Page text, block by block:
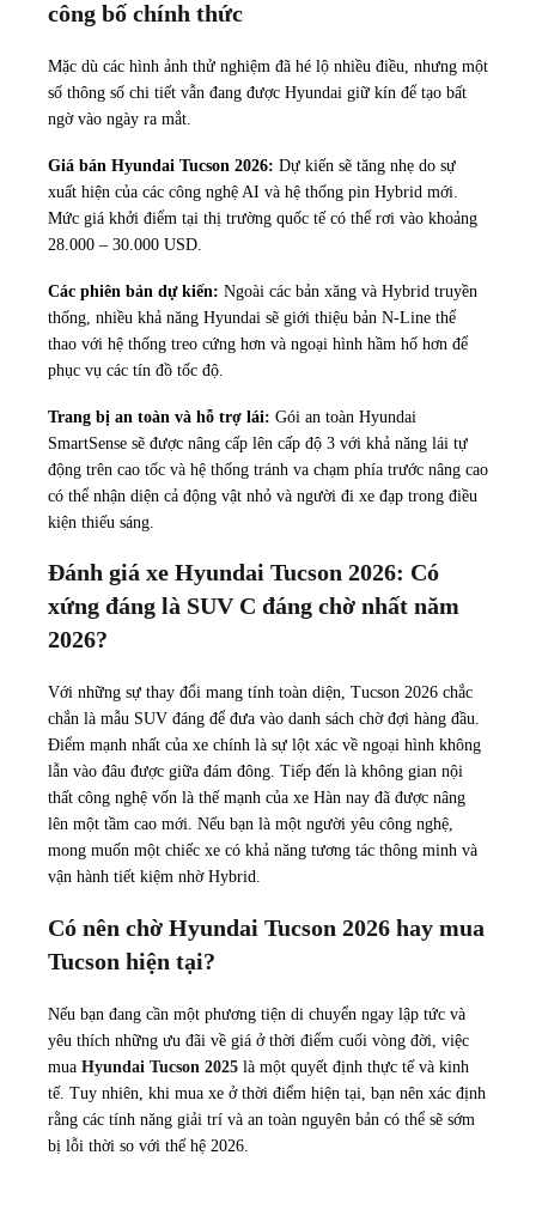
công bố chính thức
Mặc dù các hình ảnh thử nghiệm đã hé lộ nhiều điều, nhưng một
số thông số chi tiết vẫn đang được Hyundai giữ kín để tạo bất
ngờ vào ngày ra mắt.
Giá bán Hyundai Tucson 2026: Dự kiến sẽ tăng nhẹ do sự
xuất hiện của các công nghệ AI và hệ thống pin Hybrid mới.
Mức giá khởi điểm tại thị trường quốc tế có thể rơi vào khoảng
28.000 – 30.000 USD.
Các phiên bản dự kiến: Ngoài các bản xăng và Hybrid truyền
thống, nhiều khả năng Hyundai sẽ giới thiệu bản N-Line thể
thao với hệ thống treo cứng hơn và ngoại hình hầm hố hơn để
phục vụ các tín đồ tốc độ.
Trang bị an toàn và hỗ trợ lái: Gói an toàn Hyundai
SmartSense sẽ được nâng cấp lên cấp độ 3 với khả năng lái tự
động trên cao tốc và hệ thống tránh va chạm phía trước nâng cao
có thể nhận diện cả động vật nhỏ và người đi xe đạp trong điều
kiện thiếu sáng.
Đánh giá xe Hyundai Tucson 2026: Có
xứng đáng là SUV C đáng chờ nhất năm
2026?
Với những sự thay đổi mang tính toàn diện, Tucson 2026 chắc
chắn là mẫu SUV đáng để đưa vào danh sách chờ đợi hàng đầu.
Điểm mạnh nhất của xe chính là sự lột xác về ngoại hình không
lẫn vào đâu được giữa đám đông. Tiếp đến là không gian nội
thất công nghệ vốn là thế mạnh của xe Hàn nay đã được nâng
lên một tầm cao mới. Nếu bạn là một người yêu công nghệ,
mong muốn một chiếc xe có khả năng tương tác thông minh và
vận hành tiết kiệm nhờ Hybrid.
Có nên chờ Hyundai Tucson 2026 hay mua
Tucson hiện tại?
Nếu bạn đang cần một phương tiện di chuyển ngay lập tức và
yêu thích những ưu đãi về giá ở thời điểm cuối vòng đời, việc
mua Hyundai Tucson 2025 là một quyết định thực tế và kinh
tế. Tuy nhiên, khi mua xe ở thời điểm hiện tại, bạn nên xác định
rằng các tính năng giải trí và an toàn nguyên bản có thể sẽ sớm
bị lỗi thời so với thế hệ 2026.